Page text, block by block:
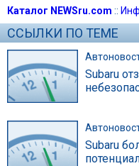
Каталог NEWSru.com ::
ССЫЛКИ ПО ТЕМЕ
Subaru
Subaru